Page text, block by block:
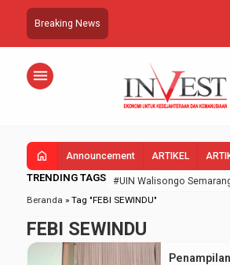
Breaking News
menu
home Announcement ARTIKEL
TRENDING TAGS #UIN Walisongo
Beranda » Tag "FEBI SEWINDU"
FEBI SEWINDU